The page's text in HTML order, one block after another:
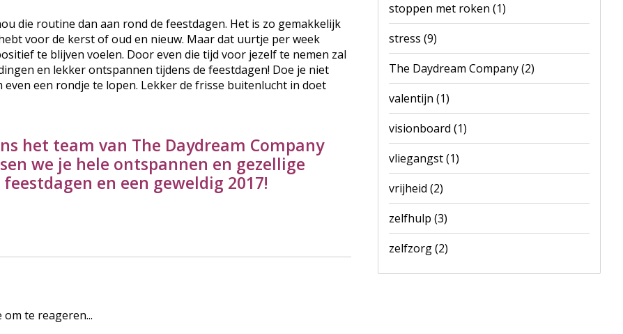
die routine dan aan rond de feestdagen. Het is zo gemakkelijk
voor de kerst of oud en nieuw. Maar dat uurtje per week
te blijven voelen. Door even die tijd voor jezelf te nemen zal
en lekker ontspannen tijdens de feestdagen! Doe je niet
een rondje te lopen. Lekker de frisse buitenlucht in doet
het team van The Daydream Company
we je hele ontspannen en gezellige
feestdagen en een geweldig 2017!
om te reageren...
stoppen met roken (1)
stress (9)
The Daydream Company(2)
valentijn (1)
visionboard (1)
vliegangst(1)
vrijheid (2)
zelfhulp (3)
zelfzorg(2)